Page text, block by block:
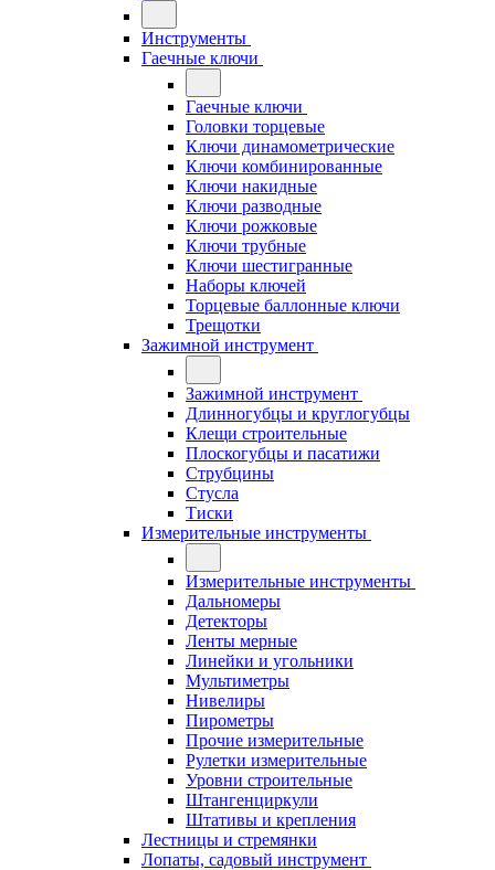
Инструменты
Гаечные ключи
Гаечные ключи
Головки торцевые
Ключи динамометрические
Ключи комбинированные
Ключи накидные
Ключи разводные
Ключи рожковые
Ключи трубные
Ключи шестигранные
Наборы ключей
Торцевые баллонные ключи
Трещотки
Зажимной инструмент
Зажимной инструмент
Длинногубцы и круглогубцы
Клещи строительные
Плоскогубцы и пасатижи
Струбцины
Стусла
Тиски
Измерительные инструменты
Измерительные инструменты
Дальномеры
Детекторы
Ленты мерные
Линейки и угольники
Мультиметры
Нивелиры
Пирометры
Прочие измерительные
Рулетки измерительные
Уровни строительные
Штангенциркули
Штативы и крепления
Лестницы и стремянки
Лопаты, садовый инструмент